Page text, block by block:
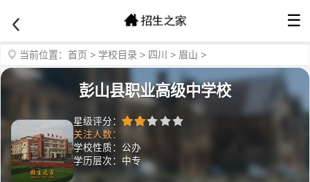
☰
当前位置： 首页 > 学校目录 > 四川 > 眉山 >
彭山县职业高级中学校
星级评分：
关注人数：
学校性质：公办
学历层次：中专